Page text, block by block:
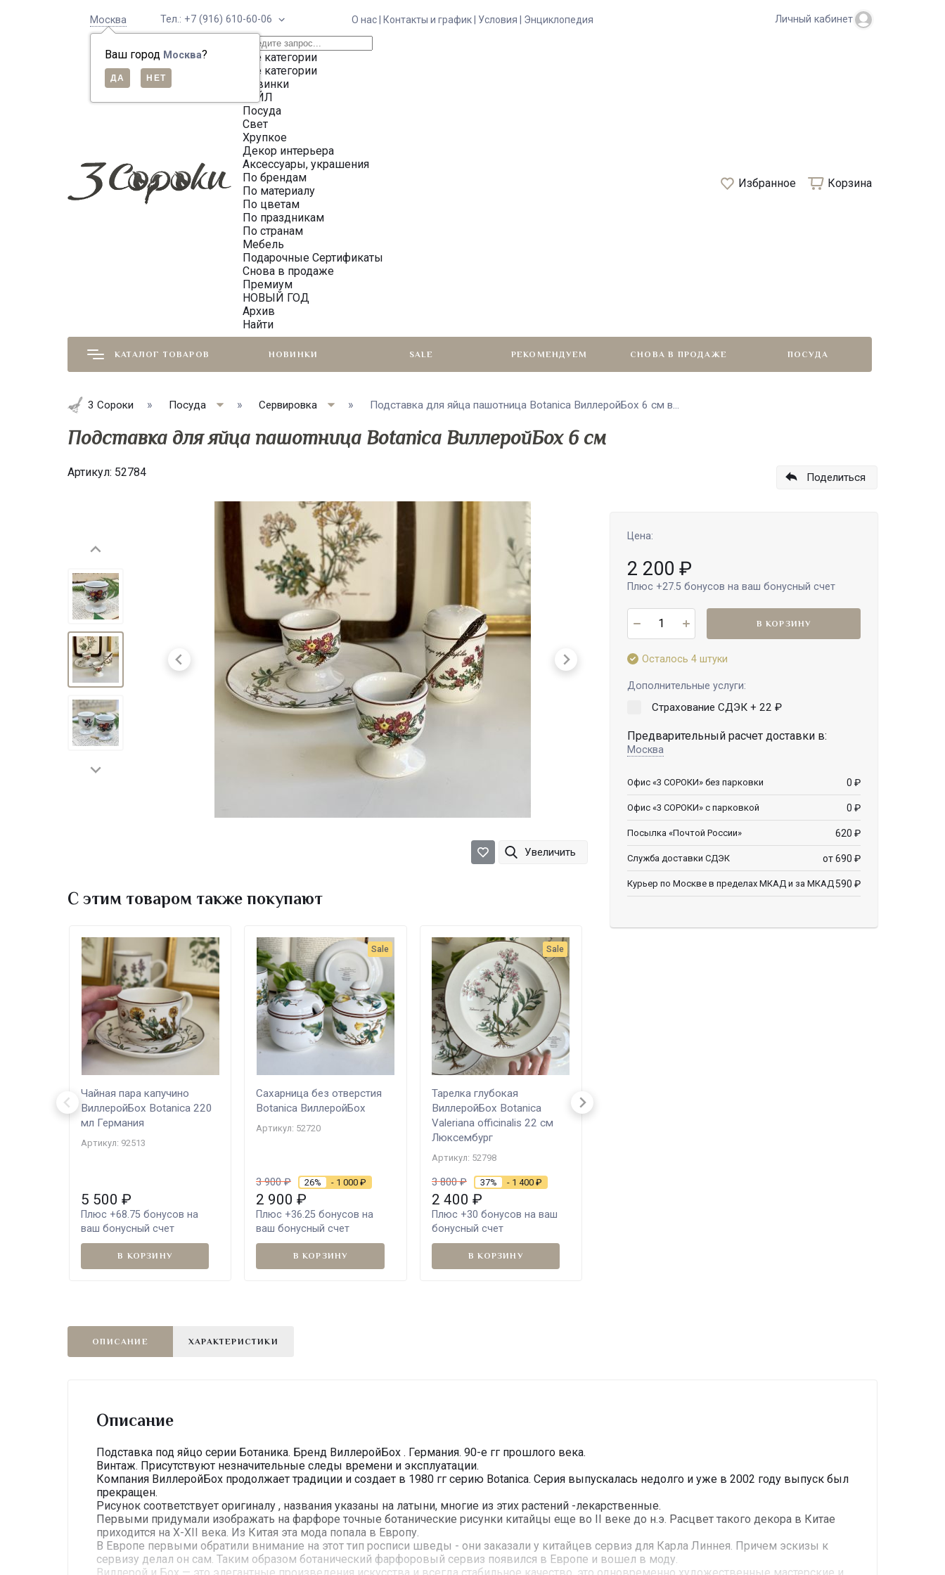
Москва
Ваш город Москва?
Тел.: +7 (916) 610-60-06 О нас | Контакты и график | Условия | Энциклопедия Личный кабинет
Все категории
Все категории
Новинки
СЕЙЛ
Посуда
Свет
Хрупкое
Декор интерьера
Аксессуары, украшения
По брендам
По материалу
По цветам
По праздникам
По странам
Мебель
Подарочные Сертификаты
Снова в продаже
Премиум
НОВЫЙ ГОД
Архив
Найти
Избранное Корзина
КАТАЛОГ ТОВАРОВ НОВИНКИ SALE РЕКОМЕНДУЕМ СНОВА В ПРОДАЖЕ ПОСУДА
3 Сороки Посуда Сервировка Подставка для яйца пашотница Botanica ВиллеройБох 6 см в...
Подставка для яйца пашотница Botanica ВиллеройБох 6 см
Артикул: 52784
Увеличить
С этим товаром также покупают
Чайная пара капучино
ВиллеройБох Botanica 220
мл Германия
Артикул: 92513
5 500 ₽
Плюс +68.75 бонусов на
ваш бонусный счет
В КОРЗИНУ
Sale
Сахарница без отверстия
Botanica ВиллеройБох
Артикул: 52720
3 900₽ 26% - 1 000₽
2 900₽
Плюс +36.25 бонусов на
ваш бонусный счет
В КОРЗИНУ
Sale
Тарелка глубокая
ВиллеройБох Botanica
Valeriana officinalis 22 см
Люксембург
Артикул: 52798
3 800₽ 37% - 1 400 ₽
2 400 ₽
Плюс +30 бонусов на ваш
бонусный счет
В КОРЗИНУ
Поделиться
Цена:
2 200 ₽
Плюс +27.5 бонусов на ваш бонусный счет
В КОРЗИНУ
Осталось 4 штуки
Дополнительные услуги:
Страхование СДЭК + 22 ₽
Предварительный расчет доставки в:
Москва
Офис «3 СОРОКИ» без парковки 0 ₽
Офис «3 СОРОКИ» с парковкой 0 ₽
Посылка «Почтой России» 620 ₽
Служба доставки СДЭК от 690 ₽
Курьер по Москве в пределах МКАД и за МКАД 590 ₽
ОПИСАНИЕ ХАРАКТЕРИСТИКИ
Описание
Подставка под яйцо серии Ботаника. Бренд ВиллеройБох . Германия. 90-е гг прошлого века.
Винтаж. Присутствуют незначительные следы времени и эксплуатации.
Компания ВиллеройБох продолжает традиции и создает в 1980 гг серию Botanica. Серия выпускалась недолго и уже в 2002 году выпуск был
прекращен.
Рисунок соответствует оригиналу , названия указаны на латыни, многие из этих растений -лекарственные.
Первыми придумали изображать на фарфоре точные ботанические рисунки китайцы еще во II веке до н.э. Расцвет такого декора в Китае
приходится на X-XII века. Из Китая эта мода попала в Европу.
В Европе первыми обратили внимание на этот тип росписи шведы - они заказали у китайцев сервиз для Карла Линнея. Причем эскизы к
сервизу делал он сам. Таким образом ботанический фарфоровый сервиз появился в Европе и вошел в моду.